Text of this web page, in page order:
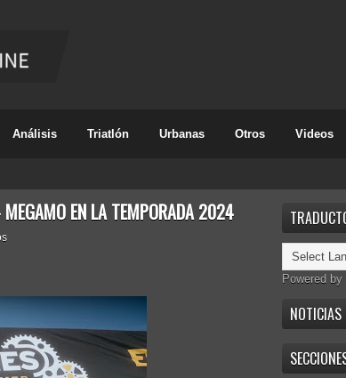
Análisis Triatlón Urbanas Otros Videos
MEGAMO EN LA TEMPORADA 2024
Powered by